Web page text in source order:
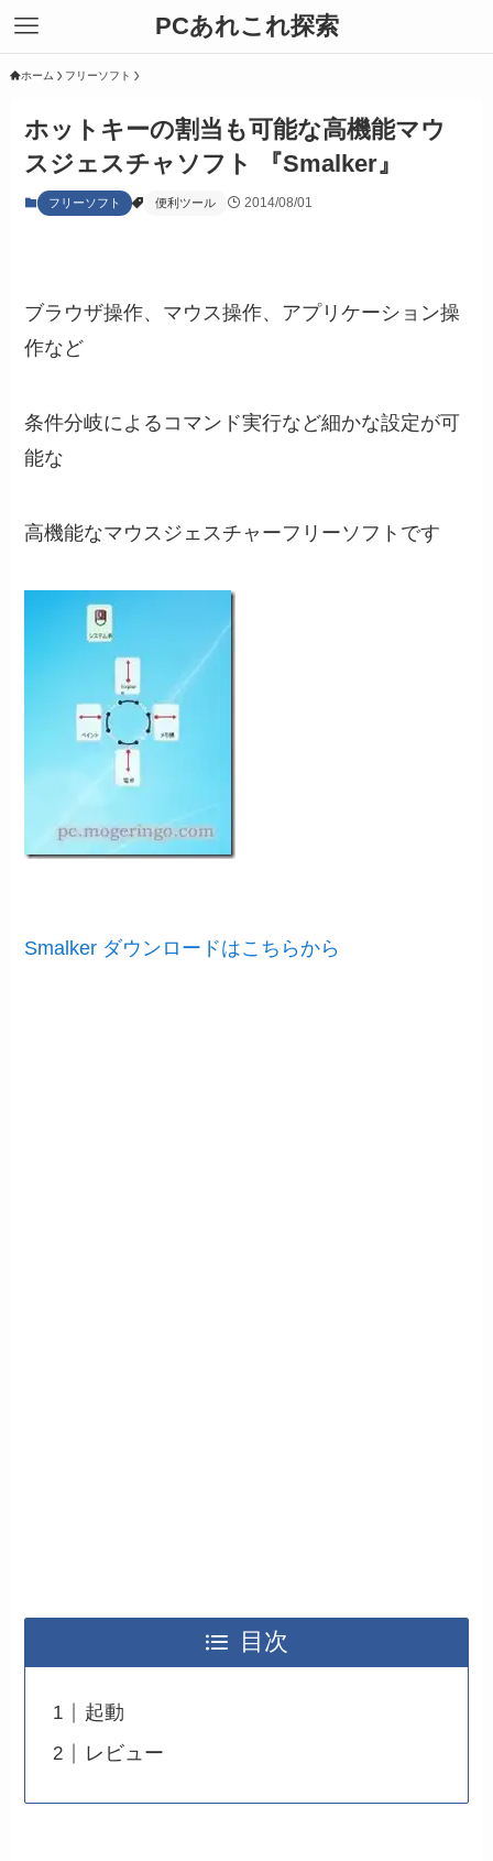
PCあれこれ探索
ホーム フリーソフト
ホットキーの割当も可能な高機能マウ
スジェスチャソフト 『Smalker』
フリーソフト 便利ツール 2014/08/01
ブラウザ操作、マウス操作、アプリケーション操
作など
条件分岐によるコマンド実行など細かな設定が可
能な
高機能なマウスジェスチャーフリーソフトです
Smalker ダウンロードはこちらから
目次
起動
レビュー